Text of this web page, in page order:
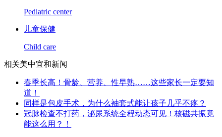
Pediatric center
儿童保健
Child care
相关美中宜和新闻
春季长高！骨龄、营养、性早熟……这些家长一定要知
道！
同样是包皮手术，为什么袖套式能让孩子几乎不疼？
冠脉检查不打药，泌尿系统全程动态可见！核磁共振竟
能这么用？！